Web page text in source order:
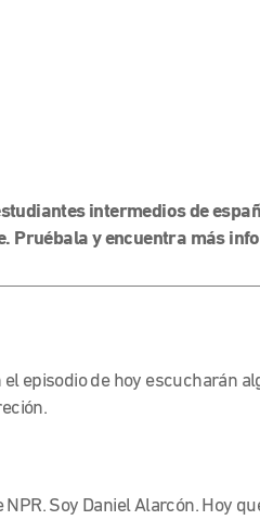
intermedios de
Pruébala y encuentra más
el episodio de hoy escucharán
Soy Daniel Alarcón. Hoy